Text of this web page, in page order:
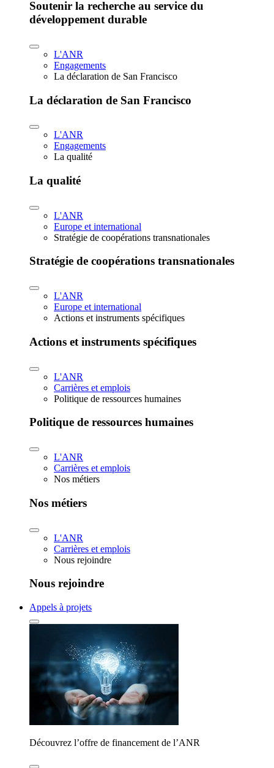
Soutenir la recherche au service du
développement durable
L'ANR
Engagements
La déclaration de San Francisco
La déclaration de San Francisco
L'ANR
Engagements
La qualité
La qualité
L'ANR
Europe et international
Stratégie de coopérations transnationales
Stratégie de coopérations transnationales
L'ANR
Europe et international
Actions et instruments spécifiques
Actions et instruments spécifiques
L'ANR
Carrières et emplois
Politique de ressources humaines
Politique de ressources humaines
L'ANR
Carrières et emplois
Nos métiers
Nos métiers
L'ANR
Carrières et emplois
Nous rejoindre
Nous rejoindre
Appels à projets
Découvrez l’offre de financement de l’ANR